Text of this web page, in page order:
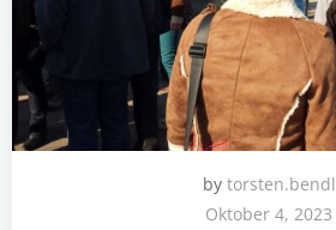
by torsten.bendl
Oktober 4, 2023